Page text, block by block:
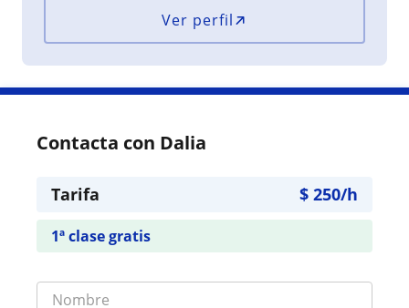
Ver perfil
Contacta con Dalia
Tarifa $ 250/h
1ª clase gratis